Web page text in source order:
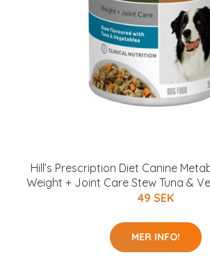
Hill’s Prescription Diet Canine
Weight + Joint Care Stew Tuna &
49 SEK
MER INFO!